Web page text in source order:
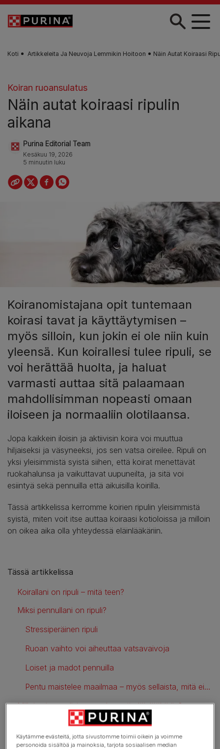
Skip to main content
Koti Artikkeleita Ja Neuvoja Lemmikin Hoitoon Näin Autat Koiraasi
Koiran ruoansulatus
Näin autat koiraasi ripulin
aikana
Purina Editorial Team
Kesäkuu 19, 2026
5 minuutin luku
Koiranomistajana opit tuntemaan
koirasi tavat ja käyttäytymisen –
myös silloin, kun jokin ei ole niin kuin
yleensä. Kun koirallesi tulee ripuli, se
voi herättää huolta, ja haluat
varmasti auttaa sitä palaamaan
mahdollisimman nopeasti omaan
iloiseen ja normaaliin olotilaansa.
Jopa kaikkein iloisin ja aktiivisin koira voi muuttua
hiljaiseksi ja väsyneeksi, jos sen vatsa oireilee. Ripuli on
yksi yleisimmistä syistä siihen, että koirat menettävät
ruokahalunsa ja vaikuttavat uupuneilta, ja sitä voi
esiintyä sekä pennuilla että aikuisilla koirilla.
Tässä artikkelissa kerromme koirien ripulin yleisimmistä
syistä, miten voit itse auttaa koiraasi kotioloissa ja milloin
on oikea aika olla yhteydessä eläinlääkäriin.
Tässä artikkelissa
Koirallani on ripuli – mitä teen?
Miksi pennullani on ripuli?
Stressiperäinen ripuli
Ruoan vaihto voi aiheuttaa vatsavaivoja
Loiset ja madot pennuilla
Pentu maistelee maailmaa – myös sellaista, mitä ei pitäisi
Milloin sinun tulisi ottaa yhteyttä eläinlääkäriin?
Usein kysytyt kysymykset
Käytämme evästeitä, jotta sivustomme toimii oikein ja voimme
personoida sisältöä ja mainoksia, tarjota sosiaalisen median